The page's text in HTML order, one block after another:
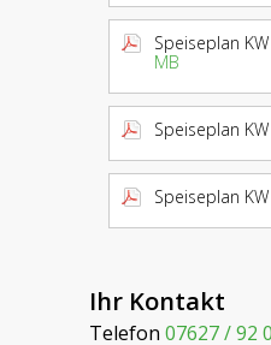
Speiseplan
MB
Speiseplan
Speiseplan
Ihr Kontakt
Telefon 07627 / 92